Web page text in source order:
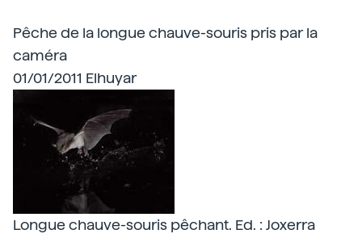
Pêche de la longue chauve-souris pris par la
caméra
01/01/2011 Elhuyar
Longue chauve-souris pêchant. Ed. : Joxerra